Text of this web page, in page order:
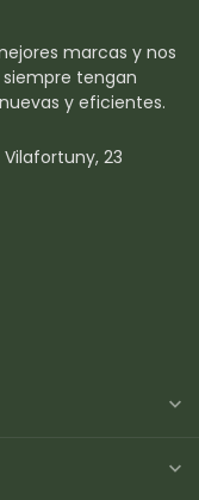
marcas y nos
tengan
y eficientes.
Vilafortuny, 23